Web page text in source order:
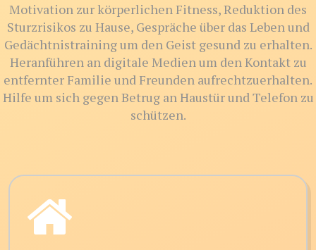
Motivation zur körperlichen Fitness, Reduktion des
Sturzrisikos zu Hause, Gespräche über das Leben und
Gedächtnistraining um den Geist gesund zu erhalten.
Heranführen an digitale Medien um den Kontakt zu
entfernter Familie und Freunden aufrechtzuerhalten.
Hilfe um sich gegen Betrug an Haustür und Telefon zu
schützen.